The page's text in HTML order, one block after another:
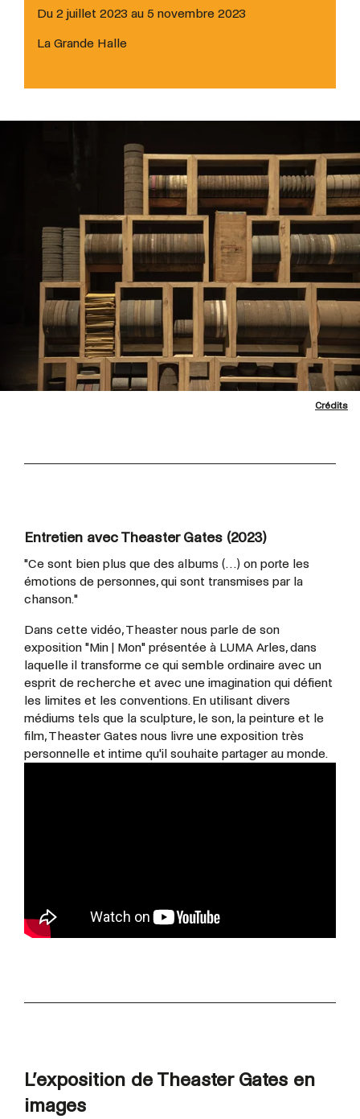
Du 2 juillet 2023 au 5 novembre 2023
La Grande Halle
Crédits
Entretien avec Theaster Gates (2023)
"Ce sont bien plus que des albums (…) on porte les
émotions de personnes, qui sont transmises par la
chanson."
Dans cette vidéo, Theaster nous parle de son
exposition "Min | Mon" présentée à LUMA Arles, dans
laquelle il transforme ce qui semble ordinaire avec un
esprit de recherche et avec une imagination qui défient
les limites et les conventions. En utilisant divers
médiums tels que la sculpture, le son, la peinture et le
film, Theaster Gates nous livre une exposition très
personnelle et intime qu'il souhaite partager au monde.
L’exposition de Theaster Gates en
images